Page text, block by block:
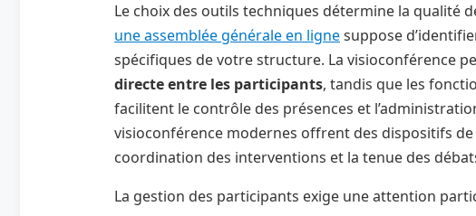
Le choix des outils techniques détermine la qualité
une assemblée générale en lignesuppose
spécifiques de votre structure. La visioconférence
directe entre les participants, tandis que les
facilitent le contrôle des présences et
visioconférence modernes offrent des dispositifs
coordination des interventions et la tenue des
La gestion des participants exige une attention